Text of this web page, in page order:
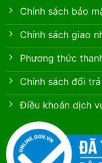
Chính sách bảo
Chính sách giao
Phương thức
Chính sách đổi
Điều khoản dịch